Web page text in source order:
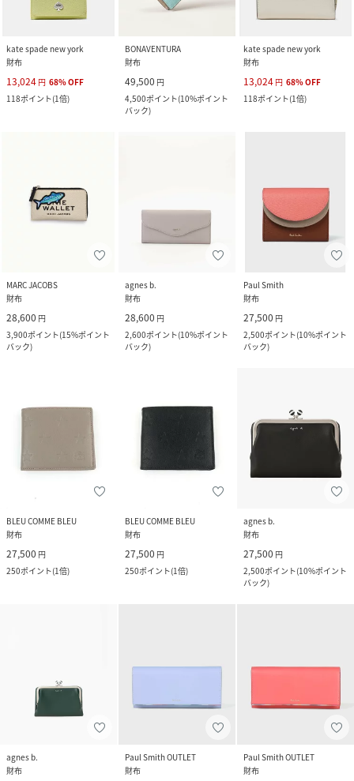
kate spade new york
財布
13,024 円 68%OFF
118ポイント(1倍)
BONAVENTURA
財布
49,500 円
4,500ポイント(10%ポイント
バック)
kate spade new york
財布
13,024 円 68%OFF
118ポイント(1倍)
MARC JACOBS
財布
28,600 円
3,900ポイント(15%ポイント
バック)
agnes b.
財布
28,600 円
2,600ポイント(10%ポイント
バック)
Paul Smith
財布
27,500 円
2,500ポイント(10%ポイント
バック)
BLEU COMME BLEU
財布
27,500 円
250ポイント(1倍)
BLEU COMME BLEU
財布
27,500 円
250ポイント(1倍)
agnes b.
財布
27,500 円
2,500ポイント(10%ポイント
バック)
agnes b.
財布
Paul Smith OUTLET
財布
Paul Smith OUTLET
財布